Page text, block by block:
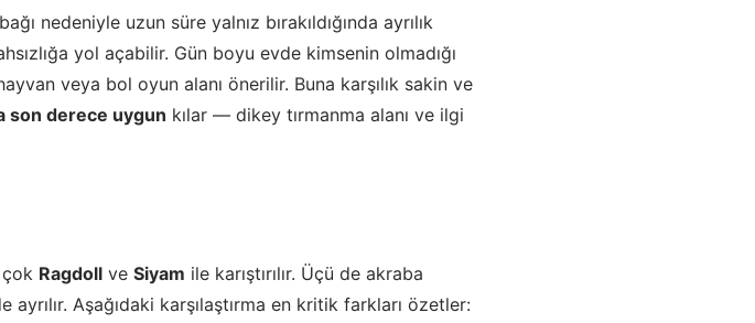
nedeniyle uzun süre yalnız bırakıldığında ayrılık
yol açabilir. Gün boyu evde kimsenin olmadığı
veya bol oyun alanı önerilir. Buna karşılık sakin ve
son derece uygun kılar — dikey tırmanma alanı ve ilgi
Ragdoll ve Siyam ile karıştırılır. Üçü de akraba
Aşağıdaki karşılaştırma en kritik farkları özetler: